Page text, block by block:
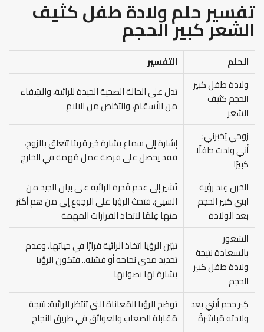
تفسير حلم ولادة طفل كثيف
الشعر كبير الحجم
الحلم
التفسير
ولادة طفل كبير
الحجم كثيف
الشعر
تدل على الحالة الصحية الجيدة للرائية، والشِفاء
من الأسقام، والتخلص من الآلام
زوجي يُخبرني:
أني ولدت طفلًا
كبيرًا
إشارة إلى سماع بشارة خير قريبًا تتعلق بالزوج،
فقد يحصل على فرصة عمل مُهمة في الخارج
الحُزن عِند رؤية
ابني كبير الحجم
بعد الولادة
تُشير إلى عدم قُدرة الرائية على بيان الجيد من
السيئ، فتحث الرؤيا على الرجوع إلى من هم أكثر
منها عِلمًا لاتخاذ القرارات المهمة
الشعور
بالسعادة نتيجة
ولادة طفل كبير
الحجم
تبيّن الرؤيا اتخاذ الرائية قرارًا في حياتها، وعدم
تحديد مدى نجاحه أو فشله.. فتكون الرؤيا
بشارة لها بصوابها
كِبر حجم أبني بعد
ولادته مُباشرةً
توضح الرؤيا المُعاناة التي تنتظر الرائية؛ نتيجة
مُقابلة الصعاب والعوائق في طريق النجاح